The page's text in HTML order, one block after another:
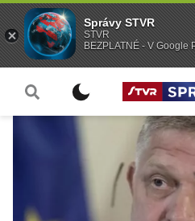
Správy STVR
STVR
BEZPLATNÉ - V Google